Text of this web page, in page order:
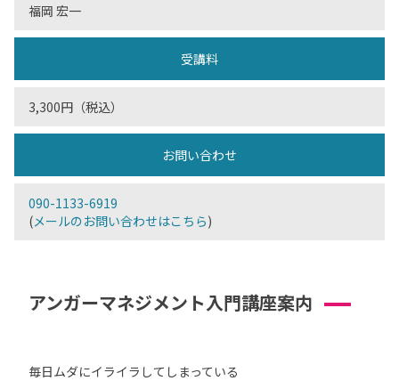
福岡 宏一
受講料
3,300円（税込）
お問い合わせ
090-1133-6919
(メールのお問い合わせはこちら)
アンガーマネジメント入門講座案内
毎日ムダにイライラしてしまっている